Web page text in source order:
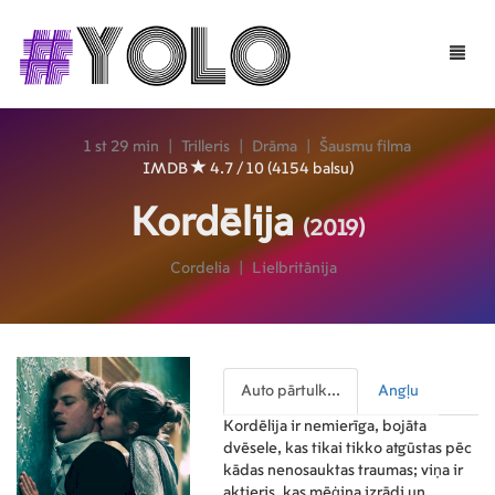
Toggle
1 st 29 min Trilleris Drāma
Šausmu filma
IMDB
4.7 / 10 (4154 balsu)
Kordēlija(2019)
Cordelia Lielbritānija
Auto pārtulk... Angļu
Kordēlija ir nemierīga, bojāta
dvēsele, kas tikai tikko atgūstas pēc
kādas nenosauktas traumas; viņa ir